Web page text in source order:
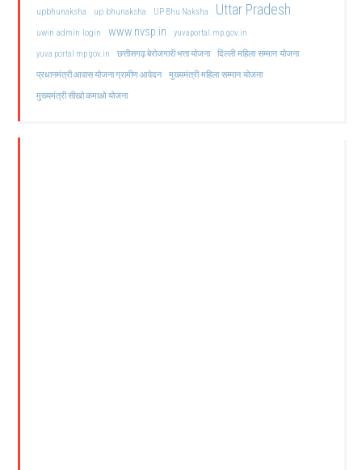
upbhunaksha up bhunaksha UP Bhu Naksha Uttar Pradesh
uwin admin login www.nvsp.in
yuvaportal.mp.gov.in
yuva portal mp gov.in
छत्तीसगढ़ बेरोजगारी भत्ता योजना दिल्ली महिला सम्मान योजना
प्रधानमंत्री आवास योजना ग्रामीण आवेदन मुख्यमंत्री महिला सम्मान योजना
मुख्यमंत्री सीखो कमाओ योजना